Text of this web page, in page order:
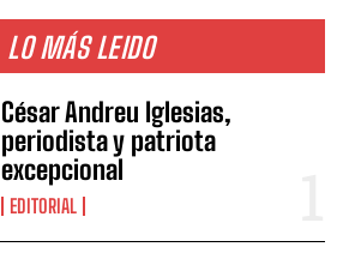
LO MÁS LEIDO
César Andreu Iglesias,
periodista y patriota
excepcional
EDITORIAL